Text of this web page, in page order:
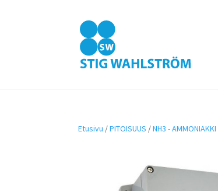
Etusivu /PITOISUUS /NH3 - AMMONIAKKI